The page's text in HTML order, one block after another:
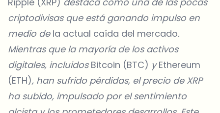
criptodivisas que está ganando impulso en
medio de la actual caída del mercado.
Mientras que la mayoría de los activos
digitales, incluidosBitcoin (BTC) yEthereum
(ETH), han sufrido pérdidas, el precio de XRP
ha subido, impulsado por el sentimiento